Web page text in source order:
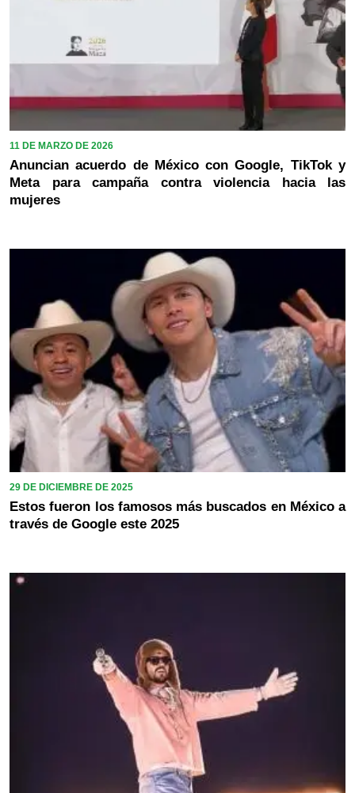
11 DE MARZO DE 2026
Anuncian acuerdo de México con Google, TikTok y
Meta para campaña contra violencia hacia las
mujeres
29 DE DICIEMBRE DE 2025
Estos fueron los famosos más buscados en México a
través de Google este 2025